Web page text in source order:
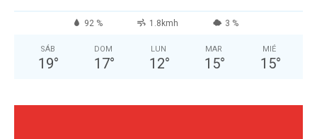
92 % 1.8kmh 3 %
SÁB
19°
DOM
17°
LUN
12°
MAR
15°
MIÉ
15°